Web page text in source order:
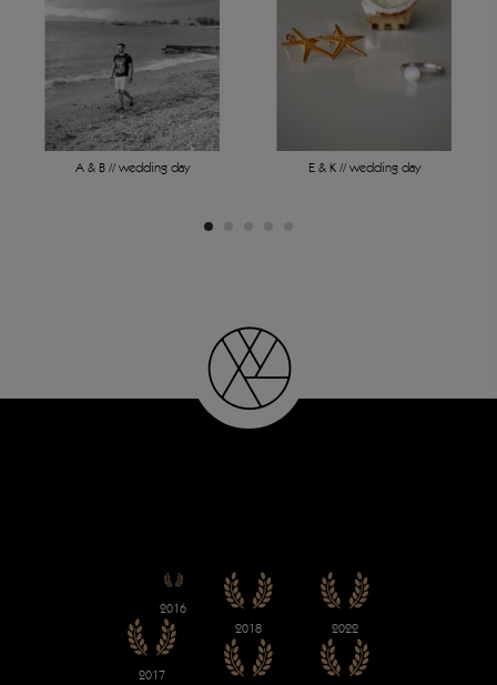
A & B // wedding day E & K // wedding day
2016
2017
2018 2022